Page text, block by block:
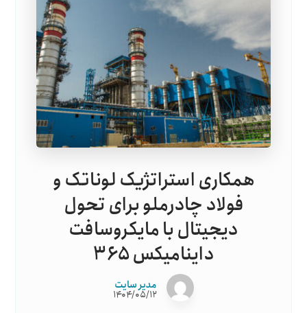
همکاری استراتژیک لوناتک و
فولاد چادرملو برای تحول
دیجیتال با مایکروسافت
داینامیکس ۳۶۵
مدیر سایت
۱۴۰۴/۰۵/۱۲